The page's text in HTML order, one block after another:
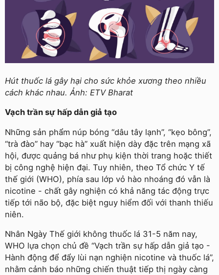
Hút thuốc lá gây hại cho sức khỏe xương theo nhiều
cách khác nhau. Ảnh: ETV Bharat
Vạch trần sự hấp dẫn giả tạo
Những sản phẩm núp bóng “dâu tây lạnh”, “kẹo bông”,
“trà đào” hay “bạc hà” xuất hiện dày đặc trên mạng xã
hội, được quảng bá như phụ kiện thời trang hoặc thiết
bị công nghệ hiện đại. Tuy nhiên, theo Tổ chức Y tế
thế giới (WHO), phía sau lớp vỏ hào nhoáng đó vẫn là
nicotine - chất gây nghiện có khả năng tác động trực
tiếp tới não bộ, đặc biệt nguy hiểm đối với thanh thiếu
niên.
Nhân Ngày Thế giới không thuốc lá 31-5 năm nay,
WHO lựa chọn chủ đề “Vạch trần sự hấp dẫn giả tạo -
Hành động để đẩy lùi nạn nghiện nicotine và thuốc lá”,
nhằm cảnh báo những chiến thuật tiếp thị ngày càng